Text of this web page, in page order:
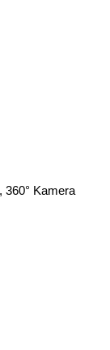
360° Kamera